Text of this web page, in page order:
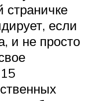
страничке
если
и не просто